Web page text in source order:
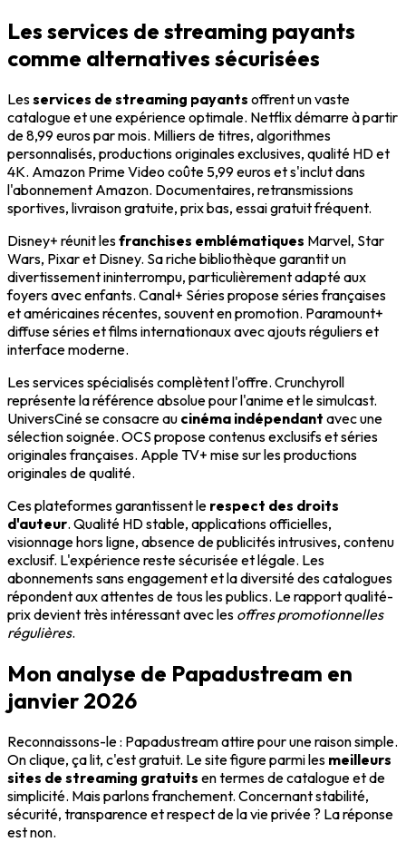
Les services de streaming payants
comme alternatives sécurisées
Lesservices de streaming payants offrent un vaste
catalogue et une expérience optimale. Netflix démarre à partir
de 8,99 euros par mois. Milliers de titres, algorithmes
personnalisés, productions originales exclusives, qualité HD et
4K. Amazon Prime Video coûte 5,99 euros et s'inclut dans
l'abonnement Amazon. Documentaires, retransmissions
sportives, livraison gratuite, prix bas, essai gratuit fréquent.
Disney+ réunit lesfranchises emblématiques Marvel, Star
Wars, Pixar et Disney. Sa riche bibliothèque garantit un
divertissement ininterrompu, particulièrement adapté aux
foyers avec enfants. Canal+ Séries propose séries françaises
et américaines récentes, souvent en promotion. Paramount+
diffuse séries et films internationaux avec ajouts réguliers et
interface moderne.
Les services spécialisés complètent l'offre. Crunchyroll
représente la référence absolue pour l'anime et le simulcast.
UniversCiné se consacre au cinéma indépendant avec une
sélection soignée. OCS propose contenus exclusifs et séries
originales françaises. Apple TV+ mise sur les productions
originales de qualité.
Ces plateformes garantissent le respect des droits
d'auteur. Qualité HD stable, applications officielles,
visionnage hors ligne, absence de publicités intrusives, contenu
exclusif. L'expérience reste sécurisée et légale. Les
abonnements sans engagement et la diversité des catalogues
répondent aux attentes de tous les publics. Le rapport qualité-
prix devient très intéressant avec les offres promotionnelles
régulières.
Mon analyse de Papadustream en
janvier 2026
Reconnaissons-le : Papadustream attire pour une raison simple.
On clique, ça lit, c'est gratuit. Le site figure parmi les meilleurs
sites de streaming gratuits en termes de catalogue et de
simplicité. Mais parlons franchement. Concernant stabilité,
sécurité, transparence et respect de la vie privée ? La réponse
est non.